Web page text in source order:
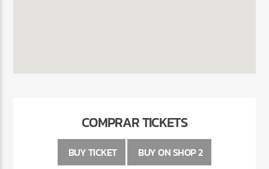
COMPRAR TICKETS
BUY TICKET BUY ON SHOP 2